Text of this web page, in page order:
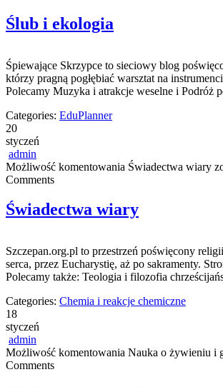
Ślub i ekologia
Śpiewające Skrzypce to sieciowy blog
którzy pragną pogłębiać warsztat na
Polecamy Muzyka i atrakcje weselne i Podróż
Categories: EduPlanner
20
styczeń
admin
Możliwość komentowania Świadectwa wiary
Comments
Świadectwa wiary
Szczepan.org.pl to przestrzeń poświęcony
serca, przez Eucharystię, aż po sakramenty.
Polecamy także: Teologia i filozofia
Categories: Chemia i reakcje chemiczne
18
styczeń
admin
Możliwość komentowania Nauka o żywieniu i
Comments